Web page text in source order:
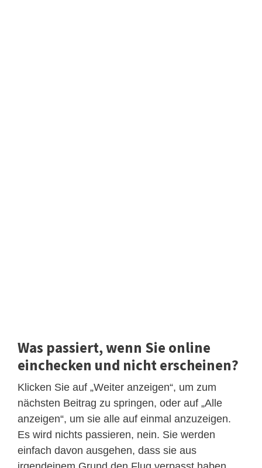
Was passiert, wenn Sie online
einchecken und nicht erscheinen?
Klicken Sie auf „Weiter anzeigen“, um zum
nächsten Beitrag zu springen, oder auf „Alle
anzeigen“, um sie alle auf einmal anzuzeigen.
Es wird nichts passieren, nein. Sie werden
einfach davon ausgehen, dass sie aus